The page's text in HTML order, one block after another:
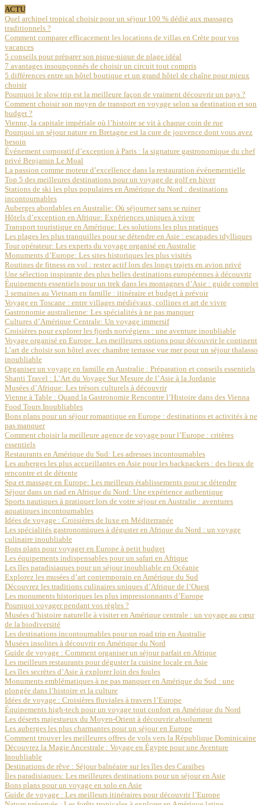
ACTU
Quel archipel tropical choisir pour un séjour 100 % dédié aux massages
traditionnels ?
Comment comparer efficacement les locations de villas en Crète pour vos
vacances
5 conseils pour préparer son pique-nique de plage idéal
7 avantages insoupçonnés de choisir un circuit tout compris
5 différences entre un hôtel boutique et un grand hôtel de chaîne pour mieux
choisir
Pourquoi le slow trip est la meilleure façon de vraiment découvrir un pays ?
Comment choisir son moyen de transport en voyage selon sa destination et son
budget ?
Vienne, la capitale impériale où l’histoire se vit à chaque coin de rue
Pourquoi un séjour nature en Bretagne est la cure de jouvence dont vous avez
besoin
Événement corporatif d’exception à Paris : la signature gastronomique du chef
privé Benjamin Le Moal
La passion comme moteur d’excellence dans la restauration événementielle
Top 5 des meilleures destinations pour un voyage de golf en hiver
Stations de ski les plus populaires en Amérique du Nord : destinations
incontournables
Auberges abordables en Australie: Où séjourner sans se ruiner
Hôtels d’exception en Afrique: Expériences uniques à vivre
Transport touristique en Amérique: Les solutions les plus pratiques
Les plages les plus tranquilles pour se détendre en Asie : escapades idylliques
Tour opérateur: Les experts du voyage organisé en Australie
Monuments d’Europe: Les sites historiques les plus visités
Routines de fitness en vol : rester actif lors des longs trajets en avion privé
Une sélection inspirante des plus belles destinations européennes à découvrir
Équipements essentiels pour un trek dans les montagnes d’Asie : guide complet
3 semaines au Vietnam en famille : itinéraire et budget à prévoir
Voyage en Toscane : entre villages médiévaux, collines et art de vivre
Gastronomie australienne: Les spécialités à ne pas manquer
Cultures d’Amérique Centrale: Un voyage immersif
Croisières pour explorer les fjords norvégiens : une aventure inoubliable
Voyage organisé en Europe: Les meilleures options pour découvrir le continent
L’art de choisir son hôtel avec chambre terrasse vue mer pour un séjour thalasso
inoubliable
Organiser un voyage en famille en Australie : Préparation et conseils essentiels
Shanti Travel : L’Art du Voyage Sur Mesure de l’Asie à la Jordanie
Musées d’Afrique: Les trésors culturels à découvrir
Vienne à Table : Quand la Gastronomie Rencontre l’Histoire dans des Vienna
Food Tours Inoubliables
Bons plans pour un séjour romantique en Europe : destinations et activités à ne
pas manquer
Comment choisir la meilleure agence de voyage pour l’Europe : critères
essentiels
Restaurants en Amérique du Sud: Les adresses incontournables
Les auberges les plus accueillantes en Asie pour les backpackers : des lieux de
rencontre et de détente
Spa et massage en Europe: Les meilleurs établissements pour se détendre
Séjour dans un riad en Afrique du Nord: Une expérience authentique
Sports nautiques à pratiquer lors de votre séjour en Australie : aventures
aquatiques incontournables
Idées de voyage : Croisières de luxe en Méditerranée
Les spécialités gastronomiques à déguster en Afrique du Nord : un voyage
culinaire inoubliable
Bons plans pour voyager en Europe à petit budget
Les équipements indispensables pour un safari en Afrique
Les îles paradisiaques pour un séjour inoubliable en Océanie
Explorez les musées d’art contemporain en Amérique du Sud
Découvrez les traditions culinaires uniques d’Afrique de l’Ouest
Les monuments historiques les plus impressionnants d’Europe
Pourquoi voyager pendant vos règles ?
Musées d’histoire naturelle à visiter en Amérique centrale : un voyage au cœur
de la biodiversité
Les destinations incontournables pour un road trip en Australie
Musées insolites à découvrir en Amérique du Nord
Guide de voyage : Comment organiser un séjour parfait en Afrique
Les meilleurs restaurants pour déguster la cuisine locale en Asie
Les îles secrètes d’Asie à explorer loin des foules
Monuments emblématiques à ne pas manquer en Amérique du Sud : une
plongée dans l’histoire et la culture
Idées de voyage : Croisières fluviales à travers l’Europe
Équipements high-tech pour un voyage tout confort en Amérique du Nord
Les déserts majestueux du Moyen-Orient à découvrir absolument
Les auberges les plus charmantes pour un séjour en Europe
Comment trouver les meilleures offres de vols vers la République Dominicaine
Découvrez la Magie Ancestrale : Voyage en Égypte pour une Aventure
Inoubliable
Destinations de rêve : Séjour balnéaire sur les îles des Caraïbes
Îles paradisiaques: Les meilleures destinations pour un séjour en Asie
Bons plans pour un voyage en solo en Asie
Guide de voyage : Les meilleurs itinéraires pour découvrir l’Europe